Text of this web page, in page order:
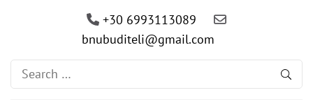
+30 6993113089
bnubuditeli@gmail.com
Search
for: